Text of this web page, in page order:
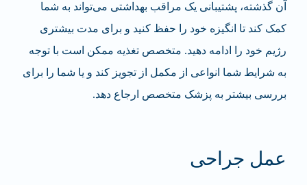
آن گذشته، پشتیبانی یک مراقب بهداشتی می‌تواند به شما
کمک کند تا انگیزه خود را حفظ کنید و برای مدت بیشتری
رژیم خود را ادامه دهید. متخصص تغذیه ممکن است با توجه
به شرایط شما انواعی از مکمل از تجویز کند و یا شما را برای
بررسی بیشتر به پزشک متخصص ارجاع دهد.
عمل جراحی